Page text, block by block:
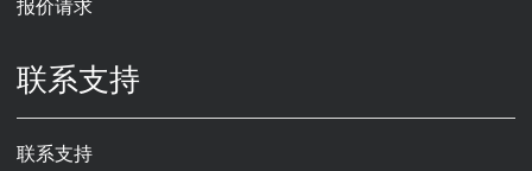
报价请求
联系支持
联系支持